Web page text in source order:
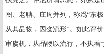
图、老聃、庄周并列，称爲“东
从其品物，因变流形”。如此评
审虞机，从品物以流行，不执着